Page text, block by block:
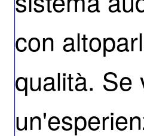
con
qualità. Se